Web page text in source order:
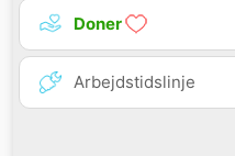
Doner
Arbejdstidslinje